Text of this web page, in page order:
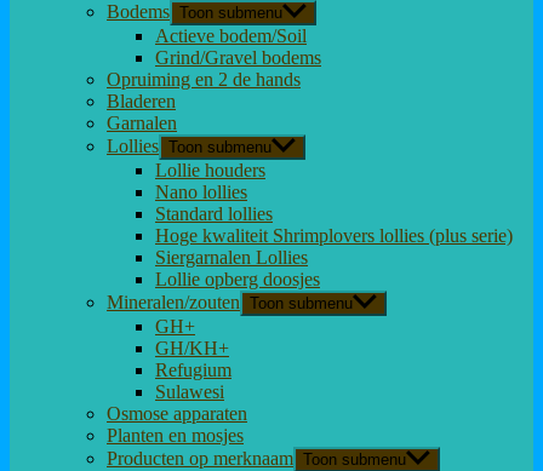
Bodems Toon submenu
Actieve bodem/Soil
Grind/Gravel bodems
Opruiming en 2 de hands
Bladeren
Garnalen
Lollies Toon submenu
Lollie houders
Nano lollies
Standard lollies
Hoge kwaliteit Shrimplovers lollies (plus serie)
Siergarnalen Lollies
Lollie opberg doosjes
Mineralen/zouten Toon submenu
GH+
GH/KH+
Refugium
Sulawesi
Osmose apparaten
Planten en mosjes
Producten op merknaam Toon submenu